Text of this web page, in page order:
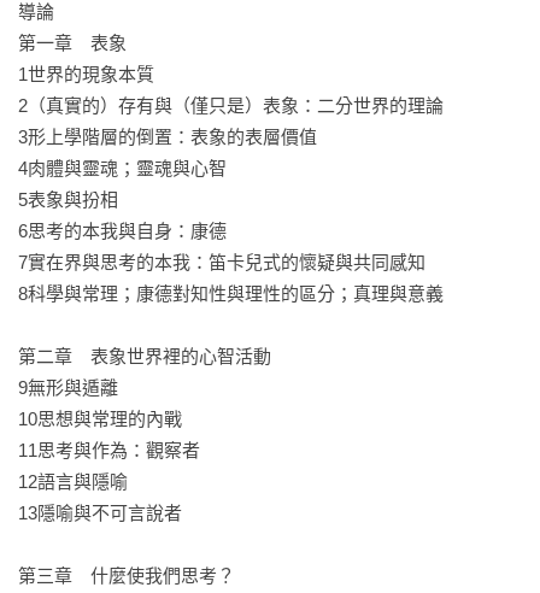
導論
第一章　表象
1世界的現象本質
2（真實的）存有與（僅只是）表象：二分世界的理論
3形上學階層的倒置：表象的表層價值
4肉體與靈魂；靈魂與心智
5表象與扮相
6思考的本我與自身：康德
7實在界與思考的本我：笛卡兒式的懷疑與共同感知
8科學與常理；康德對知性與理性的區分；真理與意義
第二章　表象世界裡的心智活動
9無形與遁離
10思想與常理的內戰
11思考與作為：觀察者
12語言與隱喻
13隱喻與不可言說者
第三章　什麼使我們思考？